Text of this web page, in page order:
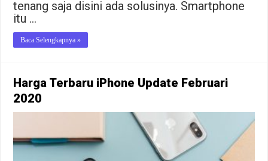
tenang saja disini ada solusinya. Smartphone
itu …
Baca Selengkapnya »
Harga Terbaru iPhone Update Februari
2020